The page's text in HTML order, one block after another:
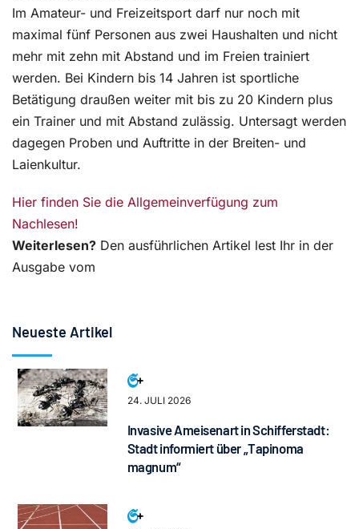
Im Amateur- und Freizeitsport darf nur noch mit
maximal fünf Personen aus zwei Haushalten und nicht
mehr mit zehn mit Abstand und im Freien trainiert
werden. Bei Kindern bis 14 Jahren ist sportliche
Betätigung draußen weiter mit bis zu 20 Kindern plus
ein Trainer und mit Abstand zulässig. Untersagt werden
dagegen Proben und Auftritte in der Breiten- und
Laienkultur.
Hier finden Sie die Allgemeinverfügung zum
Nachlesen!
Weiterlesen? Den ausführlichen Artikel lest Ihr in der
Ausgabe vom
Neueste Artikel
24. JULI 2026
Invasive Ameisenart in Schifferstadt:
Stadt informiert über „Tapinoma
magnum“